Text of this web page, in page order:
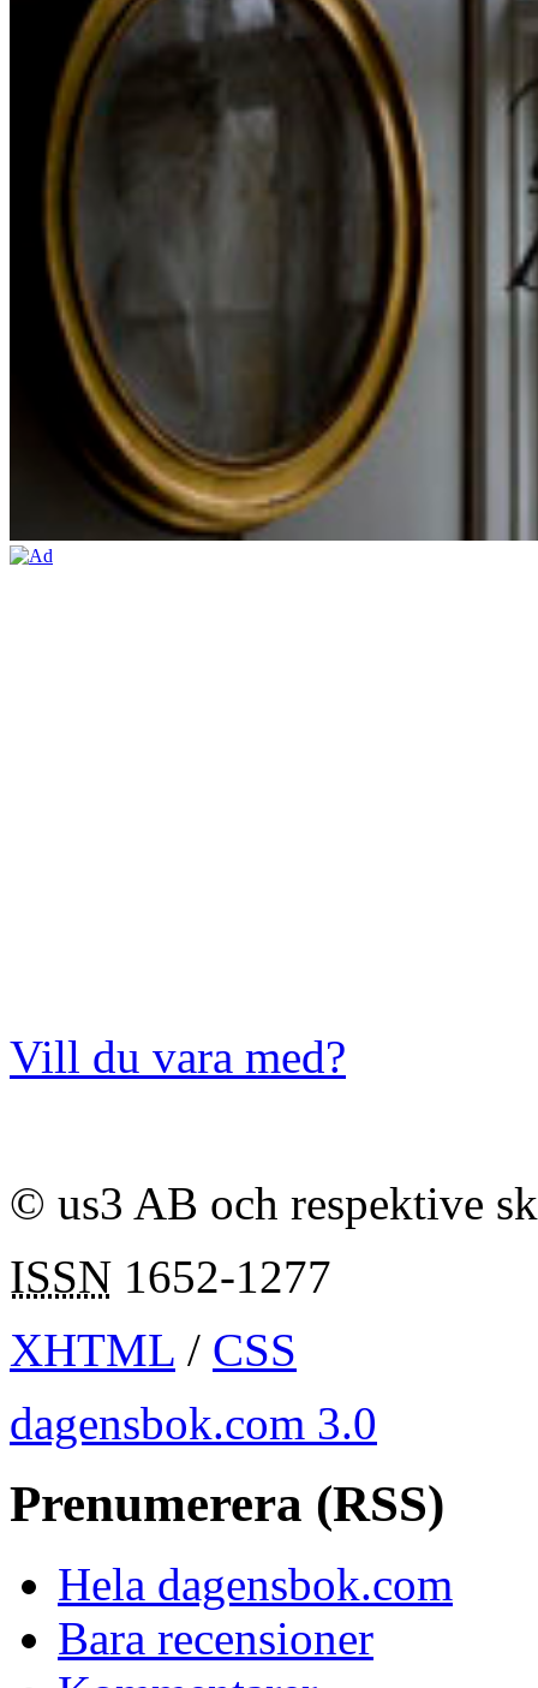
Vill du vara med?
© us3 AB och respektive
ISSN 1652-1277
XHTML / CSS
dagensbok.com 3.0
Prenumerera (RSS)
Hela dagensbok.com
Bara recensioner